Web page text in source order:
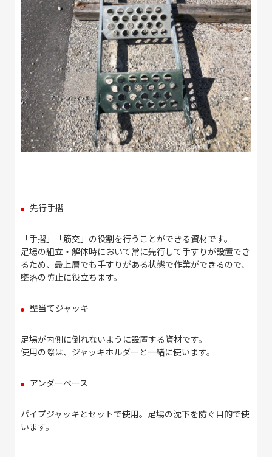
先行手摺
「手摺」「筋交」の役割を行うことができる資材です。
足場の組立・解体時において常に先行して手すりが設置でき
るため、最上層でも手すりがある状態で作業ができるので、
墜落の防止に役立ちます。
壁当てジャッキ
足場が内側に倒れないように設置する資材です。
使用の際は、ジャッキホルダーと一緒に使います。
アンダーベース
パイプジャッキとセットで使用。足場の沈下を防ぐ目的で使
います。